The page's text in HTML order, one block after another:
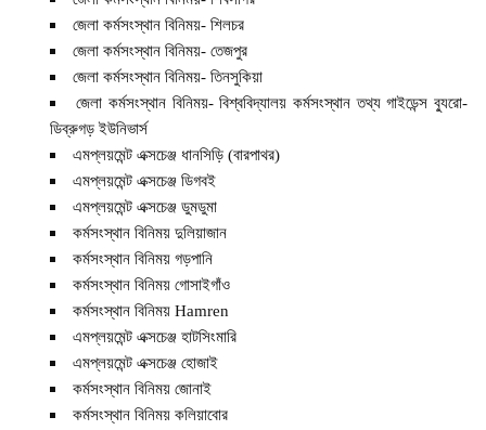
জেলা কর্মসংস্থান বিনিময়- শিলচর
জেলা কর্মসংস্থান বিনিময়- তেজপুর
জেলা কর্মসংস্থান বিনিময়- তিনসুকিয়া
জেলা কর্মসংস্থান বিনিময়- বিশ্ববিদ্যালয় কর্মসংস্থান তথ্য গাইডেন্স ব্যুরো-
ডিব্রুগড় ইউনিভার্স
এমপ্লয়মেন্ট এক্সচেঞ্জ ধানসিড়ি (বারপাথর)
এমপ্লয়মেন্ট এক্সচেঞ্জ ডিগবই
এমপ্লয়মেন্ট এক্সচেঞ্জ ডুমডুমা
কর্মসংস্থান বিনিময় দুলিয়াজান
কর্মসংস্থান বিনিময় গড়পানি
কর্মসংস্থান বিনিময় গোসাইগাঁও
কর্মসংস্থান বিনিময় Hamren
এমপ্লয়মেন্ট এক্সচেঞ্জ হাটসিংমারি
এমপ্লয়মেন্ট এক্সচেঞ্জ হোজাই
কর্মসংস্থান বিনিময় জোনাই
কর্মসংস্থান বিনিময় কলিয়াবোর